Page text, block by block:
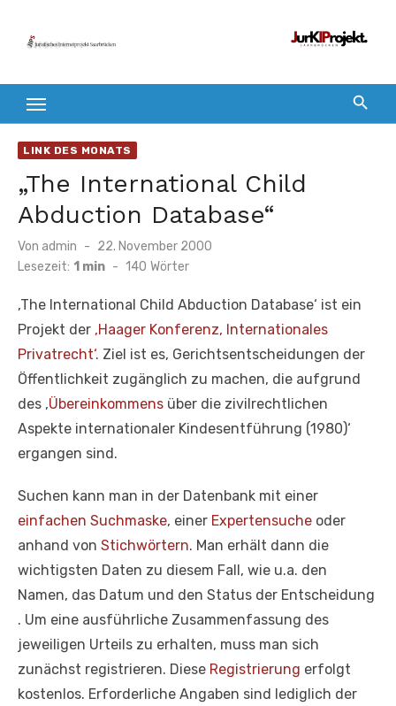
Inhalt
LINK DES MONATS
„The International Child
Abduction Database“
Von admin
Veröffentlicht
am
22. November 2000
Lesezeit: 1 min - 140 Wörter
‚The International Child Abduction Database‘ ist ein
Projekt der ‚Haager Konferenz, Internationales
Privatrecht‘. Ziel ist es, Gerichtsentscheidungen der
Öffentlichkeit zugänglich zu machen, die aufgrund
des ‚Übereinkommens über die zivilrechtlichen
Aspekte internationaler Kindesentführung (1980)‘
ergangen sind.
Suchen kann man in der Datenbank mit einer
einfachen Suchmaske, einer Expertensuche oder
anhand von Stichwörtern. Man erhält dann die
wichtigsten Daten zu diesem Fall, wie u.a. den
Namen, das Datum und den Status der Entscheidung
. Um eine ausführliche Zusammenfassung des
jeweiligen Urteils zu erhalten, muss man sich
zunächst registrieren. Diese Registrierung erfolgt
kostenlos. Erforderliche Angaben sind lediglich der